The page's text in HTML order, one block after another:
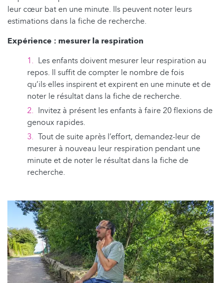
leur cœur bat en une minute. Ils peuvent noter leurs
estimations dans la fiche de recherche.
Expérience : mesurer la respiration
Les enfants doivent mesurer leur respiration au
repos. Il suffit de compter le nombre de fois
qu’ils·elles inspirent et expirent en une minute et de
noter le résultat dans la fiche de recherche.
Invitez à présent les enfants à faire 20 flexions de
genoux rapides.
Tout de suite après l’effort, demandez-leur de
mesurer à nouveau leur respiration pendant une
minute et de noter le résultat dans la fiche de
recherche.